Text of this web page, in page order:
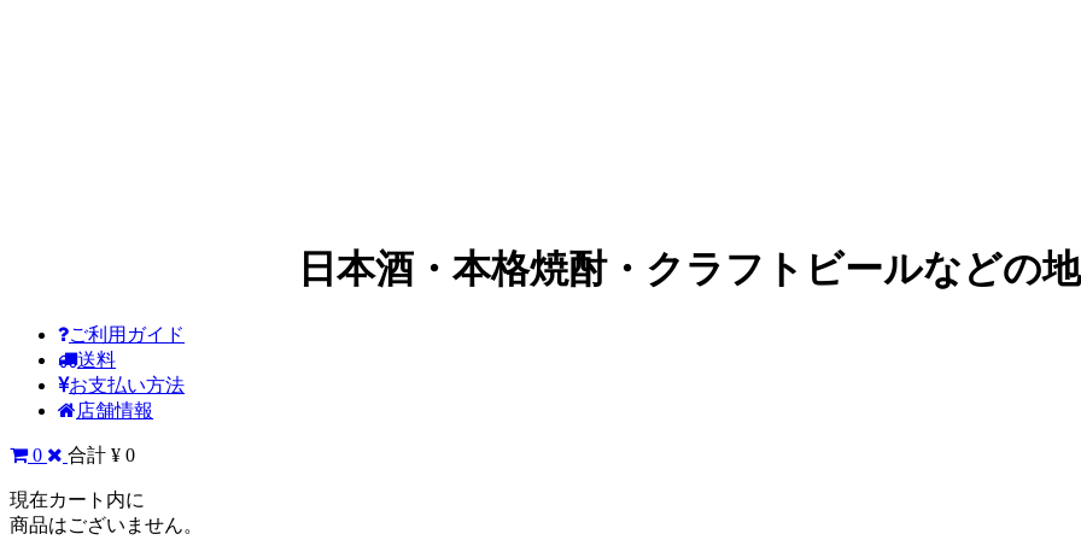
日本酒・本格焼酎・クラフトビールなどの
ご利用ガイド
送料
お支払い方法
店舗情報
0 合計 ¥ 0
現在カート内に
商品はございません。